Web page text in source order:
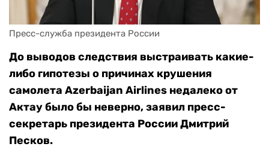
Пресс-служба президента России
До выводов следствия выстраивать какие-
либо гипотезы о причинах крушения
самолета Azerbaijan Airlines недалеко от
Актау было бы неверно, заявил пресс-
секретарь президента России Дмитрий
Песков.